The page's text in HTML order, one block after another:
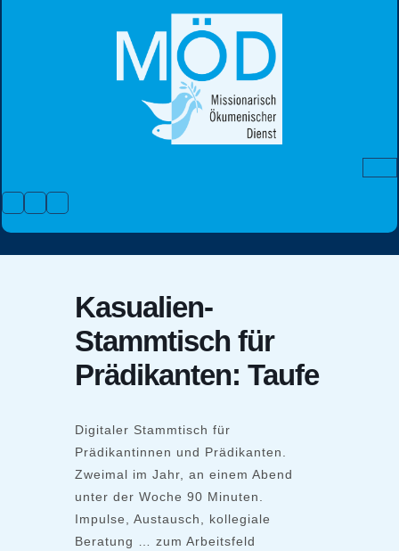
Facebook
Instagram
Youtube
Kasualien-
Stammtisch für
Prädikanten: Taufe
Digitaler Stammtisch für
Prädikantinnen und Prädikanten.
Zweimal im Jahr, an einem Abend
unter der Woche 90 Minuten.
Impulse, Austausch, kollegiale
Beratung … zum Arbeitsfeld